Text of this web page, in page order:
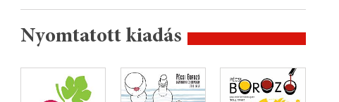
Nyomtatott kiadás